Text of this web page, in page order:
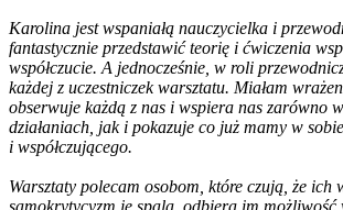
Karolina jest wspaniałą nauczycielka i
fantastycznie przedstawić teorię i ćwiczenia
współczucie. A jednocześnie, w roli
każdej z uczestniczek warsztatu. Miałam
obserwuje każdą z nas i wspiera nas zarówno
działaniach, jak i pokazuje co już mamy w
i współczującego.
Warsztaty polecam osobom, które czują, że ich